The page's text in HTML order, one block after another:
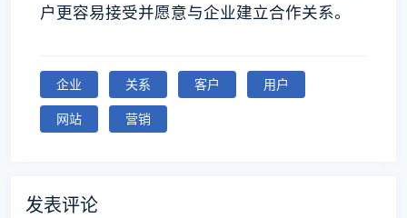
户更容易接受并愿意与企业建立合作关系。
企业 关系 客户
用户
网站
营销
发表评论